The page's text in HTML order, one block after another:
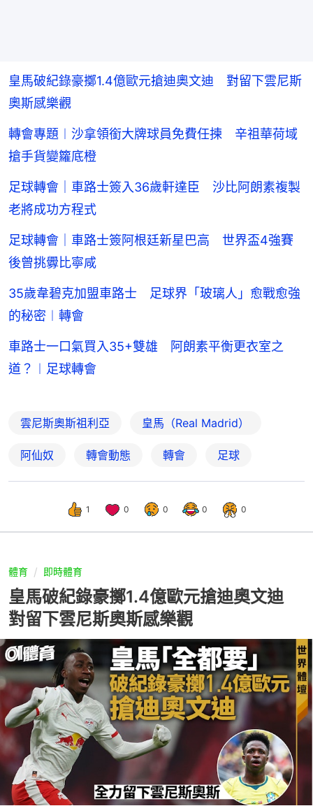
皇馬破紀錄豪擲1.4億歐元搶迪奧文迪 對留下雲尼斯
奧斯感樂觀
轉會專題︱沙拿領銜大牌球員免費任揀 辛祖華荷域
搶手貨變籮底橙
足球轉會｜車路士簽入36歲軒達臣 沙比阿朗素複製
老將成功方程式
足球轉會｜車路士簽阿根廷新星巴高 世界盃4強賽
後曾挑釁比寧咸
35歲韋碧克加盟車路士 足球界「玻璃人」愈戰愈強
的秘密︱轉會
車路士一口氣買入35+雙雄 阿朗素平衡更衣室之
道？︱足球轉會
雲尼斯奧斯祖利亞 皇馬（Real Madrid）
阿仙奴 轉會動態 轉會 足球
1 0 0 0 0
體育 即時體育
皇馬破紀錄豪擲1.4億歐元搶迪奧文迪
對留下雲尼斯奧斯感樂觀